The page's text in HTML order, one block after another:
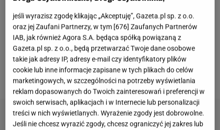
chłoną smak przypraw i zyskują intensywniejszy
aromat.Połączenie koperku, czosnku oraz oliwy
sprawia, że warzywa pozostają chrupiące, ale
jednocześnie stają się bardziej soczyste.Taki
dodatek dobrze pasuje do grillowanych mięs,
pieczonychziemniakówi świeżego pieczywa.
jeśli wyrazisz zgodę klikając „Akceptuję”, Gazeta.pl sp. z o.o.
oraz jej Zaufani Partnerzy, w tym [676] Zaufanych Partnerów
IAB, jak również Agora S.A. będąca spółką powiązaną z
Gazeta.pl sp. z o.o., będą przetwarzać Twoje dane osobowe
takie jak adresy IP, adresy e-mail czy identyfikatory plików
cookie lub inne informacje zapisane w tych plikach do celów
marketingowych, w szczególności na potrzeby wyświetlania
reklam dopasowanych do Twoich zainteresowań i preferencji w
swoich serwisach, aplikacjach i w Internecie lub personalizacji
treści w nich wyświetlanych. Wyrażenie zgody jest dobrowolne.
Jeśli nie chcesz wyrazić zgody, chcesz ograniczyć jej zakres lub